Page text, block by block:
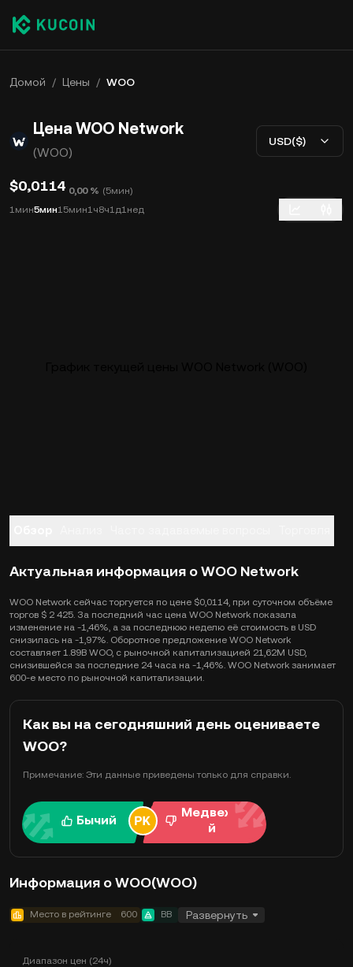
Домой / Цены / WOO
Цена WOO Network
(WOO)
USD($)
$0,0114 0,00 % (5мин)
1мин5мин15мин1ч8ч1д1нед
Актуальная информация о WOO Network
WOO Network сейчас торгуется по цене $0,0114, при суточном объёме
торгов $ 2 425. За последний час цена WOO Network показала
изменение на -1,46%, а за последнюю неделю её стоимость в USD
снизилась на -1,97%. Оборотное предложение WOO Network
составляет 1.89B WOO, с рыночной капитализацией 21,62M USD,
снизившейся за последние 24 часа на -1,46%. WOO Network занимает
600-е место по рыночной капитализации.
Как вы на сегодняшний день оцениваете
WOO?
Примечание: Эти данные приведены только для справки.
Бычий
Медвежи
й
Информация о WOO(WOO)
Место в рейтинге 600 BB Развернуть
Диапазон цен (24ч)